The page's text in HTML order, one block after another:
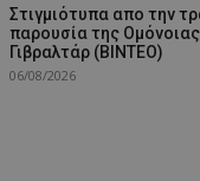
Στιγμιότυπα απο την
παρουσία της
Γιβραλτάρ (ΒΙΝΤΕΟ)
06/08/2026